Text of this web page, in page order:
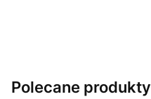
Polecane produkty